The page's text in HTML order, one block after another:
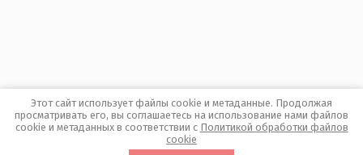
Этот сайт использует файлы cookie и метаданные. Продолжая
просматривать его, вы соглашаетесь на использование нами файлов
cookie и метаданных в соответствии с Политикой обработки файлов
cookie